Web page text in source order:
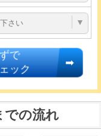
▼
で
ック
での流れ